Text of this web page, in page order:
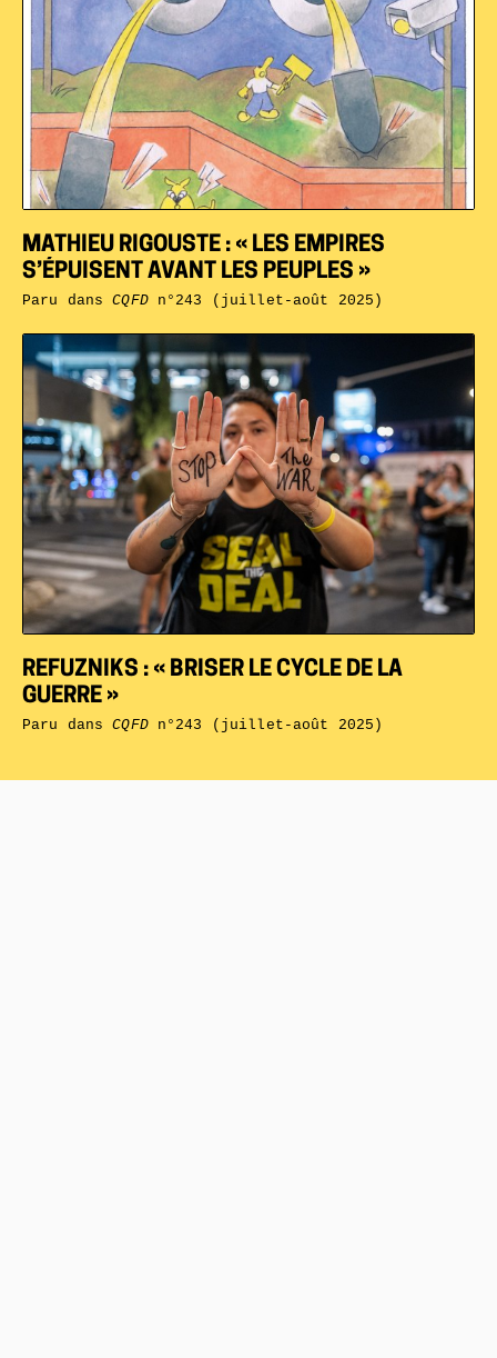
REFUZNIKS : « BRISER LE CYCLE DE LA
GUERRE »
Paru dansCQFDn°243 (juillet-août 2025)
MATHIEU RIGOUSTE : « LES EMPIRES
S’ÉPUISENT AVANT LES PEUPLES »
Paru dansCQFDn°243 (juillet-août 2025)